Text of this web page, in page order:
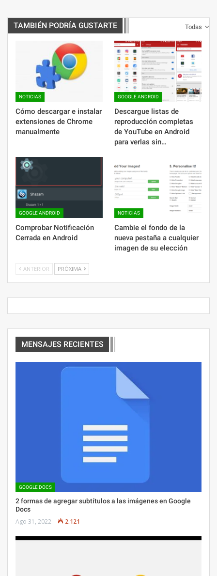
Todas
TAMBIÉN PODRÍA GUSTARTE
NOTICIAS
Cómo descargar e instalar
extensiones de Chrome
manualmente
GOOGLE ANDROID
Descargue listas de
reproducción completas
de YouTube en Android
para verlas sin…
GOOGLE ANDROID
Comprobar Notificación
Cerrada en Android
NOTICIAS
Cambie el fondo de la
nueva pestaña a cualquier
imagen de su elección
ANTERIOR PRÓXIMA
MENSAJES RECIENTES
GOOGLE DOCS
2 formas de agregar subtítulos a las imágenes en Google
Docs
Ago 31, 2022 2.121